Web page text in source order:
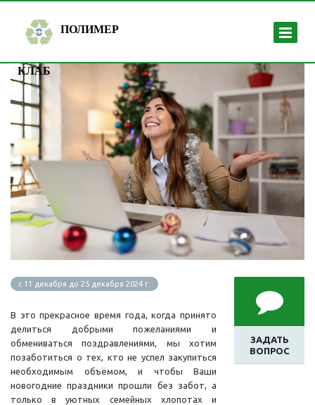
ПОЛИМЕР
КЛАБ
ЗАДАТЬ
ВОПРОС
с 11 декабря до 25 декабря 2024 г.
В это прекрасное время года, когда принято
делиться добрыми пожеланиями и
обмениваться поздравлениями, мы хотим
позаботиться о тех, кто не успел закупиться
необходимым объёмом, и чтобы Ваши
новогодние праздники прошли без забот, а
только в уютных семейных хлопотах и